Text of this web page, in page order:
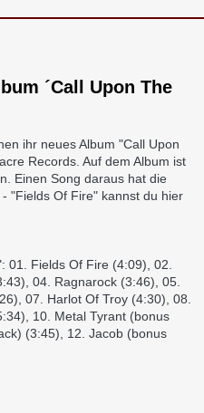
´Call Upon The
ihr neues Album "Call Upon
Records. Auf dem Album ist
Einen Song daraus hat die
"Fields Of Fire" kannst du hier
01. Fields Of Fire (4:09), 02.
04. Ragnarock (3:46), 05.
07. Harlot Of Troy (4:30), 08.
10. Metal Tyrant (bonus
(3:45), 12. Jacob (bonus